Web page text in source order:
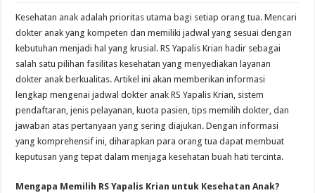
Kesehatan anak adalah prioritas utama bagi setiap orang tua. Mencari
dokter anak yang kompeten dan memiliki jadwal yang sesuai dengan
kebutuhan menjadi hal yang krusial. RS Yapalis Krian hadir sebagai
salah satu pilihan fasilitas kesehatan yang menyediakan layanan
dokter anak berkualitas. Artikel ini akan memberikan informasi
lengkap mengenai jadwal dokter anak RS Yapalis Krian, sistem
pendaftaran, jenis pelayanan, kuota pasien, tips memilih dokter, dan
jawaban atas pertanyaan yang sering diajukan. Dengan informasi
yang komprehensif ini, diharapkan para orang tua dapat membuat
keputusan yang tepat dalam menjaga kesehatan buah hati tercinta.
Mengapa Memilih RS Yapalis Krian untuk Kesehatan Anak?